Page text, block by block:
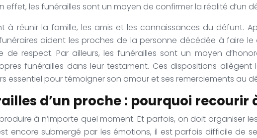
les funérailles sont un moyen de confirmer la réalité d’un
à réunir la famille, les amis et les connaissances du défunt.
aident les proches de la personne décédée à faire
respect. Par ailleurs, les funérailles sont un moyen
funérailles dans leur testament. Ces dispositions allègent
essentiel pour témoigner son amour et ses remerciements au
d’un proche : pourquoi recourir
à n’importe quel moment. Et parfois, on doit organiser
encore submergé par les émotions, il est parfois difficile de